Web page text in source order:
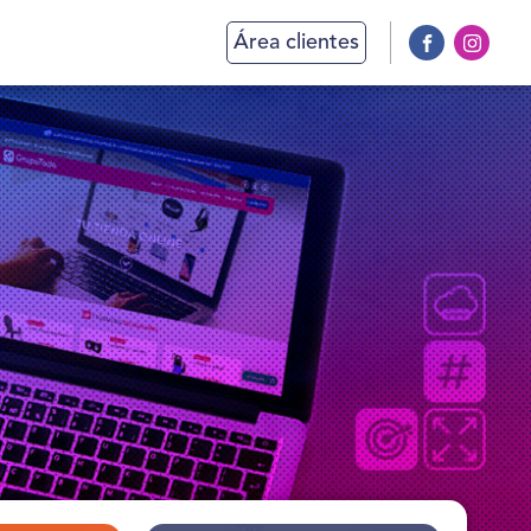
Área clientes